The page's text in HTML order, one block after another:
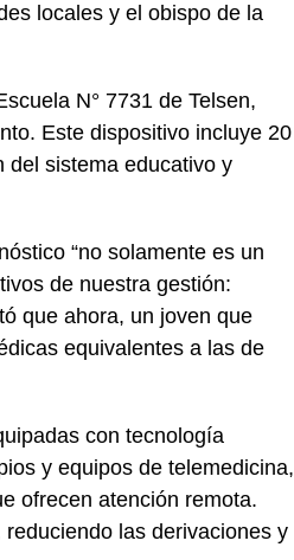
locales y el obispo de la
N° 7731 de Telsen,
Este dispositivo incluye 20
del sistema educativo y
“no solamente es un
de nuestra gestión:
que ahora, un joven que
equivalentes a las de
con tecnología
y equipos de telemedicina,
ofrecen atención remota.
las derivaciones y